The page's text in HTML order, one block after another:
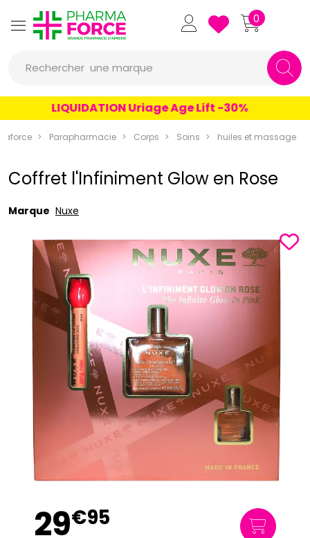
Pharmaforce Grande Pharmacie
0
Rechercher
un produit
une marque
LIQUIDATION Uriage Age Lift -30%
Parapharmacie Corps Soins huiles et massage
Coffret l'Infiniment Glow en Rose
Marque Nuxe
29€95